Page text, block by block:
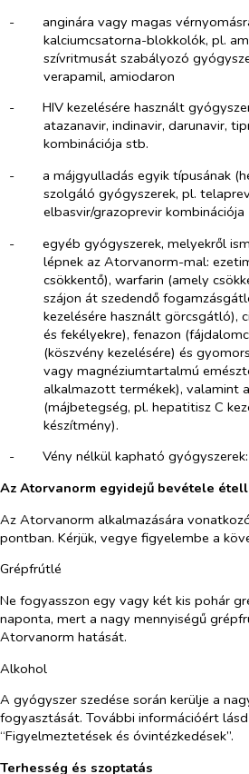
-​
anginára vagy magas
kalciumcsatorna-blokkolók, pl.
szívritmusát szabályozó
verapamil, amiodaron
-​
HIV kezelésére használt
atazanavir, indinavir, darunavir,
kombinációja stb.
-​
a májgyulladás egyik típusának
szolgáló gyógyszerek, pl.
elbasvir/grazoprevir kombinációja
-​
egyéb gyógyszerek, melyekről
lépnek az Atorvanorm-mal:
csökkentő), warfarin (amely
szájon át szedendő
kezelésére használt görcsgátló),
és fekélyekre), fenazon
(köszvény kezelésére) és
vagy magnéziumtartalmú
alkalmazott termékek), valamint
(májbetegség, pl. hepatitisz C
készítmény).
-​
Vény nélkül kapható
Az Atorvanorm egyidejű bevétele
Az Atorvanorm alkalmazására
pontban. Kérjük, vegye figyelembe a
Grépfrútlé
Ne fogyasszon egy vagy két kis pohár
naponta, mert a nagy mennyiségű
Atorvanorm hatását.
Alkohol
A gyógyszer szedése során kerülje a
fogyasztását. További információért
“Figyelmeztetések és óvintézkedések”.
Terhesség és szoptatás